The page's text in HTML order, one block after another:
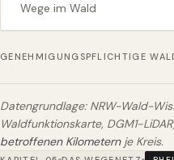
Wege im Wald
GENEHMIGUNGSPFLICHTIGE
Datengrundlage: NRW-Wald-
Waldfunktionskarte, DGM1-
betroffenen Kilometernje Kreis.